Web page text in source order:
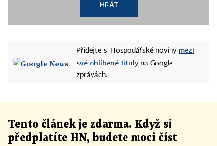
HRÁT
Přidejte si Hospodářské noviny mezi
své oblíbené tituly na Google
zprávách.
Tento článek je zdarma. Když si
předplatíte HN, budete moci číst